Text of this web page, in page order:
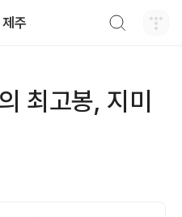
주
최고봉, 지미